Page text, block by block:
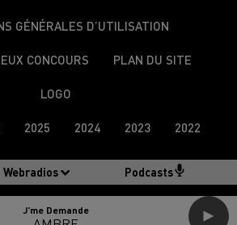
Webradios Podcasts
J'me Demande
GÉNÉRALES D’UTILISATION
CONCOURS PLAN DU SITE
LOGO
2025 2024 2023 2022